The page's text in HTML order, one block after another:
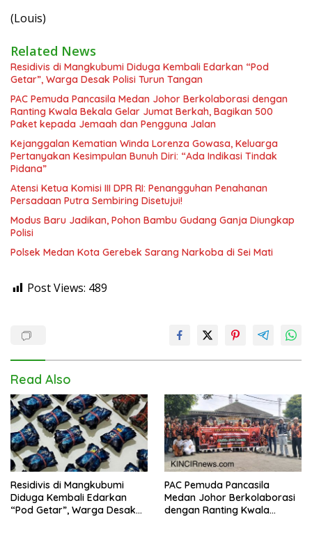
(Louis)
Related News
Residivis di Mangkubumi Diduga Kembali Edarkan “Pod
Getar”, Warga Desak Polisi Turun Tangan
PAC Pemuda Pancasila Medan Johor Berkolaborasi dengan
Ranting Kwala Bekala Gelar Jumat Berkah, Bagikan 500
Paket kepada Jemaah dan Pengguna Jalan
Kejanggalan Kematian Winda Lorenza Gowasa, Keluarga
Pertanyakan Kesimpulan Bunuh Diri: “Ada Indikasi Tindak
Pidana”
Atensi Ketua Komisi III DPR RI: Penangguhan Penahanan
Persadaan Putra Sembiring Disetujui!
Modus Baru Jadikan, Pohon Bambu Gudang Ganja Diungkap
Polisi
Polsek Medan Kota Gerebek Sarang Narkoba di Sei Mati
Post Views: 489
Read Also
Residivis di Mangkubumi
Diduga Kembali Edarkan
“Pod Getar”, Warga Desak
PAC Pemuda Pancasila
Medan Johor Berkolaborasi
dengan Ranting Kwala